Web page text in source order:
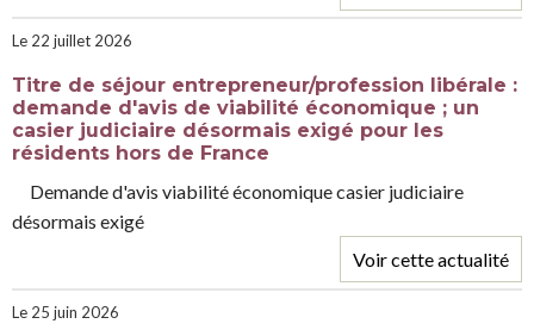
Le 22 juillet 2026
Titre de séjour entrepreneur/profession libérale :
demande d'avis de viabilité économique ; un
casier judiciaire désormais exigé pour les
résidents hors de France
demande d'avis viabilité économique casier judiciaire
désormais exigé
Voir cette actualité
Le 25 juin 2026